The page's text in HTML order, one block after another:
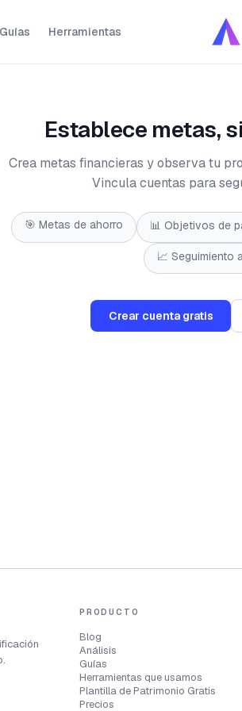
Guías Herramientas
Establece metas,
Crea metas financieras y observa tu
Vincula cuentas para
🎯 Metas de ahorro 📊 Objetivos de
📈 Seguimiento
Crear cuenta gratis
PRODUCTO
Blog
Análisis
Guías
Herramientas que usamos
Plantilla de Patrimonio Gratis
Precios